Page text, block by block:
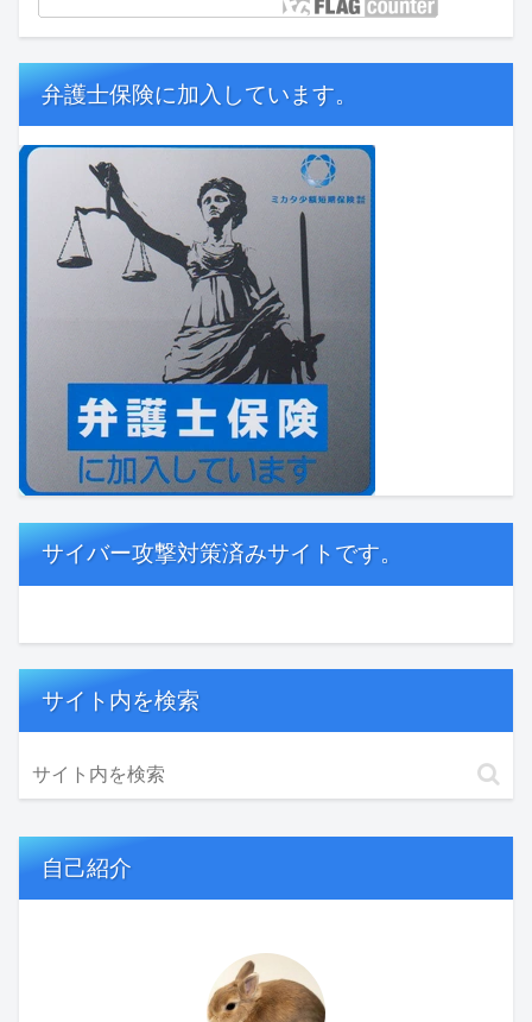
弁護士保険に加入しています。
サイバー攻撃対策済みサイトです。
サイト内を検索
自己紹介